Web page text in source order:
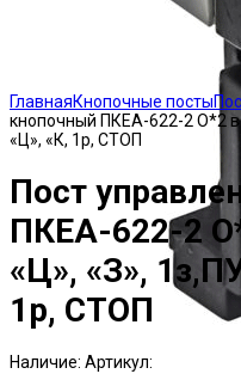
ГлавнаяКнопочные посты
кнопочный ПКЕА-622-2 О*2
«Ц», «К, 1р, СТОП
Пост
ПКЕА-622-2
«Ц», «З»,
1р, СТОП
Наличие: Артикул: